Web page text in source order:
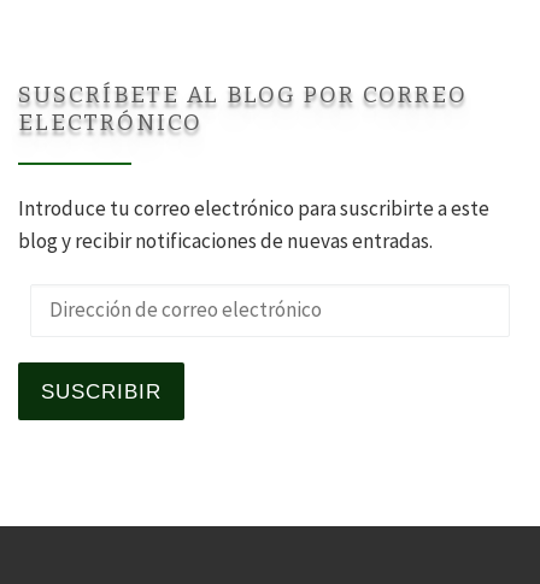
SUSCRÍBETE AL BLOG POR CORREO
ELECTRÓNICO
Introduce tu correo electrónico para suscribirte a este
blog y recibir notificaciones de nuevas entradas.
Dirección de correo electrónico
SUSCRIBIR